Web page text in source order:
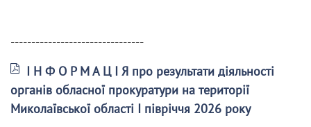
--------------------------------
І Н Ф О Р М А Ц І Я про результати діяльності
органів обласної прокуратури на території
Миколаївської області І півріччя 2026 року